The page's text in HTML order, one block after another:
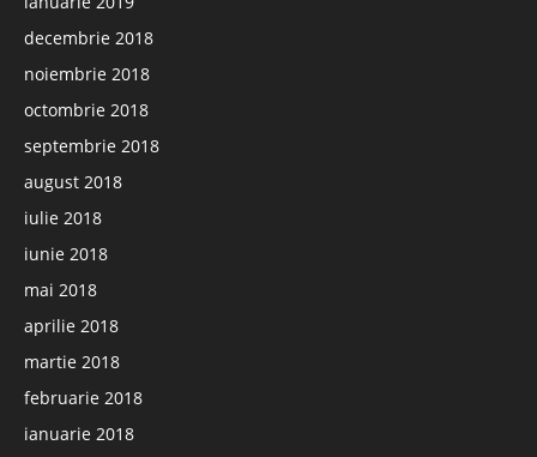
decembrie 2018
noiembrie 2018
octombrie 2018
septembrie 2018
august 2018
iulie 2018
iunie 2018
mai 2018
aprilie 2018
martie 2018
februarie 2018
ianuarie 2018